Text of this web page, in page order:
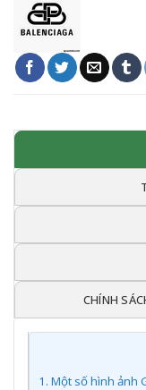
CHÍNH
1. Một số hình ảnh